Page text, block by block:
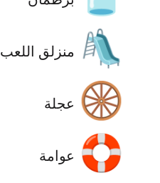
🛝 منزلق اللعب
🛞 عجلة
🛟 عوامة